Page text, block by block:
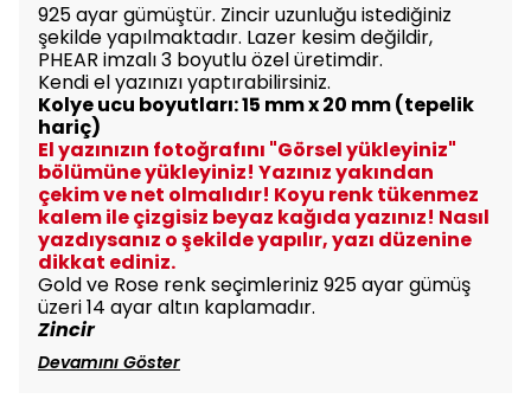
925 ayar gümüştür. Zincir uzunluğu istediğiniz
şekilde yapılmaktadır. Lazer kesim değildir,
PHEAR imzalı 3 boyutlu özel üretimdir.
Kendi el yazınızı yaptırabilirsiniz.
Kolye ucu boyutları: 15 mm x 20 mm (tepelik
hariç)
El yazınızın fotoğrafını "Görsel yükleyiniz"
bölümüne yükleyiniz! Yazınız yakından
çekim ve net olmalıdır! Koyu renk tükenmez
kalem ile çizgisiz beyaz kağıda yazınız! Nasıl
yazdıysanız o şekilde yapılır, yazı düzenine
dikkat ediniz.
Gold ve Rose renk seçimleriniz 925 ayar gümüş
üzeri 14 ayar altın kaplamadır.
Zincir
Devamını Göster